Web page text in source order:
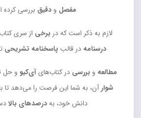
مفصل ودقیق بررسی
لازم به ذکر است که در برخی از سری
درسنامه در قالب پاسخنامه تشریحی
مطالعه و بررسی در کتاب‌هایآی‌کیو و حل
شوارآن، به شما این فرصت را می‌دهد تا
دانش خود، بهدرصدهای بالا